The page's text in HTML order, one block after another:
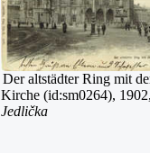
Der altstädter Ring mit
Kirche (id:sm0264),
Jedlička